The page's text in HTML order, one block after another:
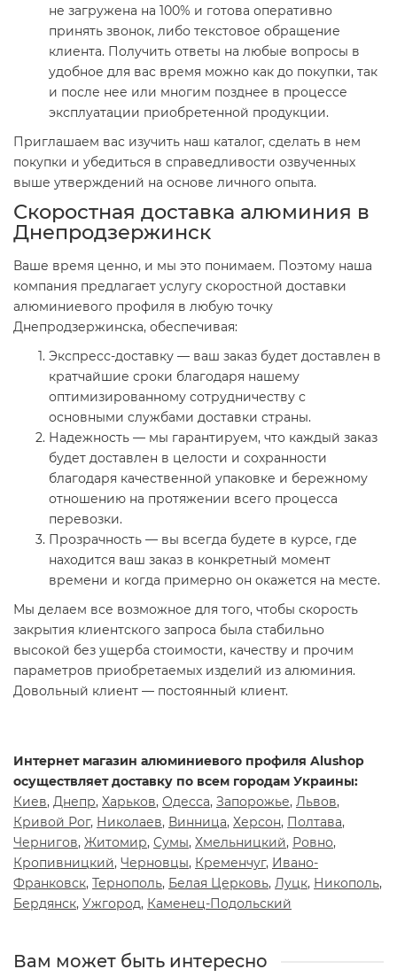
не загружена на 100% и готова оперативно
принять звонок, либо текстовое обращение
клиента. Получить ответы на любые вопросы в
удобное для вас время можно как до покупки, так
и после нее или многим позднее в процессе
эксплуатации приобретенной продукции.
Приглашаем вас изучить наш каталог, сделать в нем
покупки и убедиться в справедливости озвученных
выше утверждений на основе личного опыта.
Скоростная доставка алюминия в
Днепродзержинск
Ваше время ценно, и мы это понимаем. Поэтому наша
компания предлагает услугу скоростной доставки
алюминиевого профиля в любую точку
Днепродзержинска, обеспечивая:
Экспресс-доставку — ваш заказ будет доставлен в
кратчайшие сроки благодаря нашему
оптимизированному сотрудничеству с
основными службами доставки страны.
Надежность — мы гарантируем, что каждый заказ
будет доставлен в целости и сохранности
благодаря качественной упаковке и бережному
отношению на протяжении всего процесса
перевозки.
Прозрачность — вы всегда будете в курсе, где
находится ваш заказ в конкретный момент
времени и когда примерно он окажется на месте.
Мы делаем все возможное для того, чтобы скорость
закрытия клиентского запроса была стабильно
высокой без ущерба стоимости, качеству и прочим
параметров приобретаемых изделий из алюминия.
Довольный клиент — постоянный клиент.
Интернет магазин алюминиевого профиля Alushop
осуществляет доставку по всем городам Украины:
Киев, Днепр, Харьков, Одесса, Запорожье, Львов,
Кривой Рог, Николаев, Винница, Херсон, Полтава,
Чернигов, Житомир, Сумы, Хмельницкий, Ровно,
Кропивницкий, Черновцы, Кременчуг, Ивано-
Франковск, Тернополь, Белая Церковь, Луцк, Никополь,
Бердянск, Ужгород, Каменец-Подольский
Вам может быть интересно